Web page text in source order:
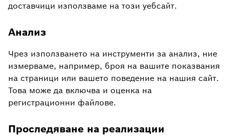
доставчици използваме на този уебсайт.
Анализ
Чрез използването на инструменти за анализ, ние
измерваме, например, броя на вашите показвания
на страници или вашето поведение на нашия сайт.
Това може да включва и оценка на
регистрационни файлове.
Проследяване на реализации